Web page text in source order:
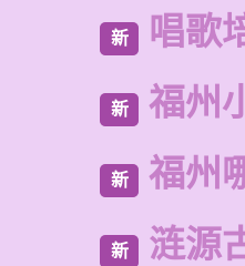
新 唱歌
新 福州
新 福州
新 涟源